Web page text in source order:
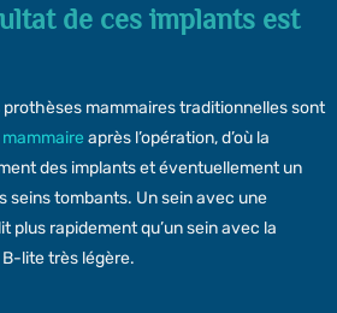
de ces implants est
prothèses mammaires traditionnelles sont
après l’opération, d’où la
des implants et éventuellement un
seins tombants. Un sein avec une
plus rapidement qu’un sein avec la
lite très légère.